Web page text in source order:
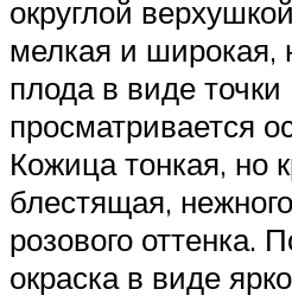
округлой
мелкая и широкая,
плода в виде точки
просматривается
Кожица тонкая, но
блестящая,
розового оттенка.
окраска в виде